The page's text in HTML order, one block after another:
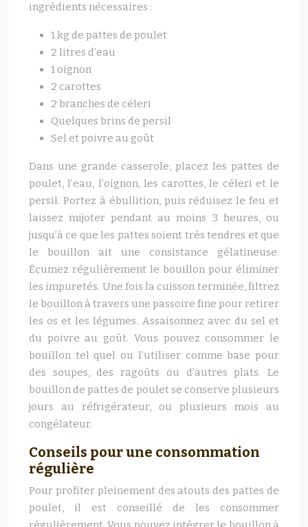
ingrédients nécessaires :
1 kg de pattes de poulet
2 litres d’eau
1 oignon
2 carottes
2 branches de céleri
Quelques brins de persil
Sel et poivre au goût
Dans une grande casserole, placez les pattes de
poulet, l’eau, l’oignon, les carottes, le céleri et le
persil. Portez à ébullition, puis réduisez le feu et
laissez mijoter pendant au moins 3 heures, ou
jusqu’à ce que les pattes soient très tendres et que
le bouillon ait une consistance gélatineuse.
Écumez régulièrement le bouillon pour éliminer
les impuretés. Une fois la cuisson terminée, filtrez
le bouillon à travers une passoire fine pour retirer
les os et les légumes. Assaisonnez avec du sel et
du poivre au goût. Vous pouvez consommer le
bouillon tel quel ou l’utiliser comme base pour
des soupes, des ragoûts ou d’autres plats. Le
bouillon de pattes de poulet se conserve plusieurs
jours au réfrigérateur, ou plusieurs mois au
congélateur.
Conseils pour une consommation
régulière
Pour profiter pleinement des atouts des pattes de
poulet, il est conseillé de les consommer